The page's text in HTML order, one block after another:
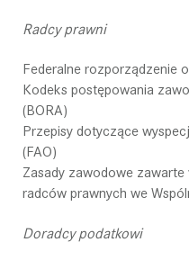
Radcy prawni
Federalne rozporządzenie
Kodeks postępowania
(BORA)
Przepisy dotyczące
(FAO)
Zasady zawodowe
radców prawnych we
Doradcy podatkowi